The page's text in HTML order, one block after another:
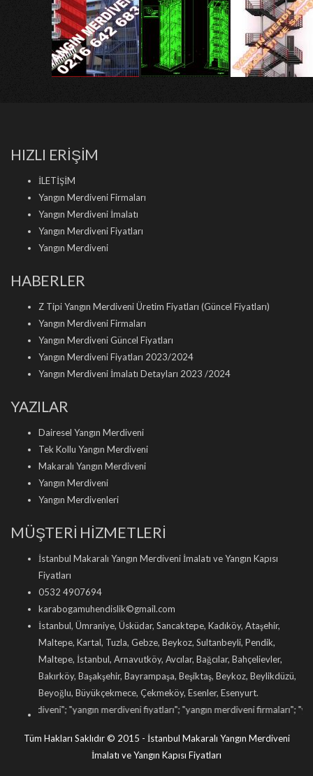
HIZLI ERİŞİM
İLETİŞİM
Yangın Merdiveni Firmaları
Yangın Merdiveni İmalatı
Yangın Merdiveni Fiyatları
Yangın Merdiveni
HABERLER
Z Tipi Yangın Merdiveni Üretim Fiyatları (Güncel Fiyatları)
Yangın Merdiveni Firmaları
Yangın Merdiveni Güncel Fiyatları
Yangın Merdiveni Fiyatları 2023/2024
Yangın Merdiveni İmalatı Detayları 2023 /2024
YAZILAR
Dairesel Yangın Merdiveni
Tek Kollu Yangın Merdiveni
Makaralı Yangın Merdiveni
Yangın Merdiveni
Yangın Merdivenleri
MÜŞTERİ HİZMETLERİ
İstanbul Makaralı Yangın Merdiveni İmalatı ve Yangın Kapısı
Fiyatları
0532 4907694
karabogamuhendislik©gmail.com
İstanbul, Ümraniye, Üsküdar, Sancaktepe, Kadıköy, Ataşehir,
Maltepe, Kartal, Tuzla, Gebze, Beykoz, Sultanbeyli, Pendik,
Maltepe, İstanbul, Arnavutköy, Avcılar, Bağcılar, Bahçelievler,
Bakırköy, Başakşehir, Bayrampaşa, Beşiktaş, Beykoz, Beylikdüzü,
Beyoğlu, Büyükçekmece, Çekmeköy, Esenler, Esenyurt.
yangın merdiveni fiyatları"; "yangın merdiveni firmaları"; "yangın merdiveni
Tüm Hakları Saklıdır © 2015 - İstanbul Makaralı Yangın Merdiveni
İmalatı ve Yangın Kapısı Fiyatları